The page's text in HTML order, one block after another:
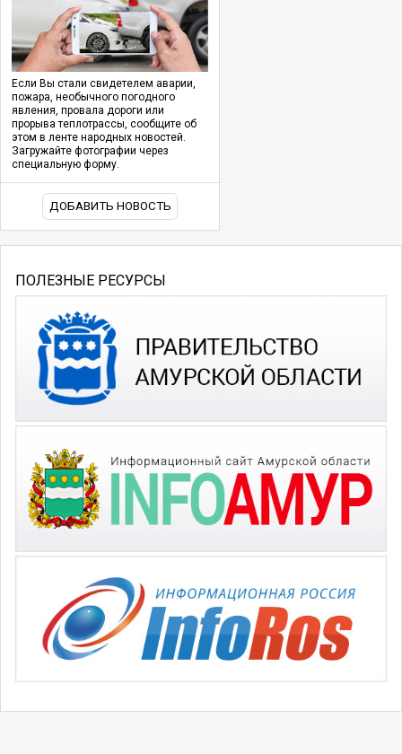
Если Вы стали свидетелем аварии,
пожара, необычного погодного
явления, провала дороги или
прорыва теплотрассы, сообщите об
этом в ленте народных новостей.
Загружайте фотографии через
специальную форму.
ДОБАВИТЬ НОВОСТЬ
ПОЛЕЗНЫЕ РЕСУРСЫ